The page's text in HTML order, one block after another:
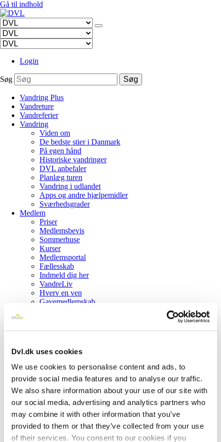
Dvl.dk uses cookies
We use cookies to personalise content and ads, to
provide social media features and to analyse our traffic.
We also share information about your use of our site with
our social media, advertising and analytics partners who
may combine it with other information that you’ve
provided to them or that they’ve collected from your use
of their services. You consent to our cookies if you
Gå til indhold
Login
Søg Søg
Vandring Plus
Vandreture
Vandreferier
Vandring
Viden om
De bedste stier i Danmark
På egen hånd
Historiske vandringer
DVL anbefaler
Planlæg turen
Vandring i udlandet
Apps og andre hjælpemidler
Sværhedsgrader
Medlem
Priser
Medlemsbevis
Sommerhuse
Kurser
Medlemsportal
Fællesskab
Indmeld dig her
VandreLiv
Hverv en ven
Gavemedlemskab
Vil du være frivillig?
Kurser
Frivillighåndbogen
Vejledning – opgavebestemt
Vejledning – web & tur
Vandrernes Dag – intern
GDPR-vejledning
Om os
Kontakt os
Hovedbestyrelsen